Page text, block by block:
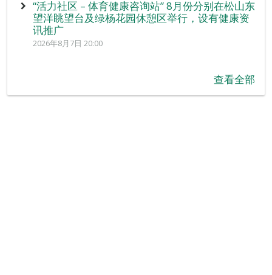
“活力社区 – 体育健康咨询站” 8月份分别在松山东
望洋眺望台及绿杨花园休憩区举行，设有健康资
讯推广
2026年8月7日 20:00
查看全部